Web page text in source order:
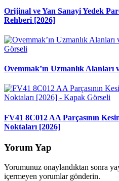
Orijinal ve Yan Sanayi Yedek
Rehberi [2026]
Ovemmak’ın Uzmanlık Alanları
FV41 8C012 AA Parçasının
Noktaları [2026]
Yorum Yap
Yorumunuz onaylandıktan sonra
içermeyen yorumlar gönderin.